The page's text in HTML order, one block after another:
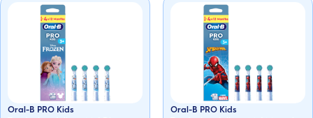
Oral-B PRO Kids
Oral-B PRO Kids